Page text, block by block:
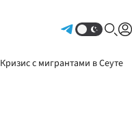
Кризис с мигрантами в Сеуте